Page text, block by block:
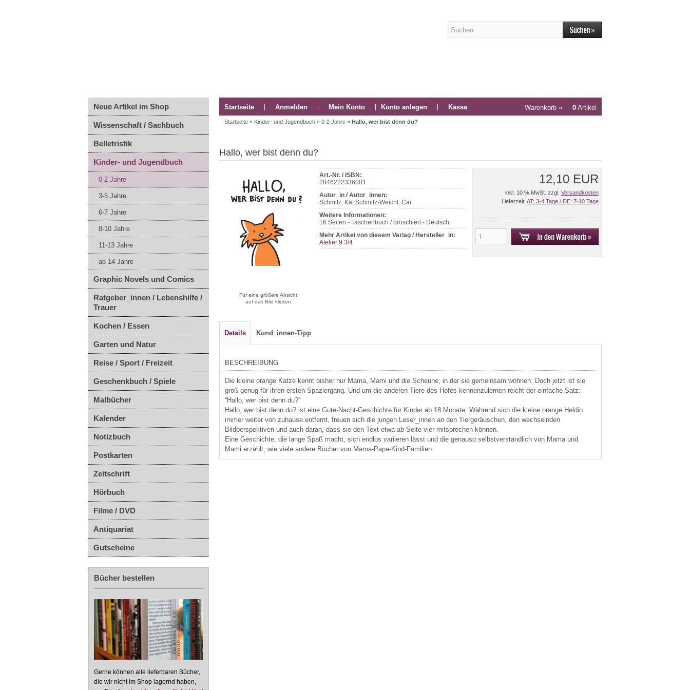
Neue Artikel im Shop
Wissenschaft / Sachbuch
Belletristik
Kinder- und Jugendbuch
0-2 Jahre
3-5 Jahre
6-7 Jahre
8-10 Jahre
11-13 Jahre
ab 14 Jahre
Graphic Novels und Comics
Ratgeber_innen / Lebenshilfe /
Trauer
Kochen / Essen
Garten und Natur
Reise / Sport / Freizeit
Geschenkbuch / Spiele
Malbücher
Kalender
Notizbuch
Postkarten
Zeitschrift
Hörbuch
Filme / DVD
Antiquariat
Gutscheine
Bücher bestellen
Gerne können alle lieferbaren Bücher,
die wir nicht im Shop lagernd haben,
Startseite Anmelden Mein Konto Konto anlegen Kassa Warenkorb » 0 Artikel
Startseite » Kinder- und Jugendbuch » 0-2 Jahre » Hallo, wer bist denn du?
Hallo, wer bist denn du?
Für eine größere Ansicht
auf das Bild klicken
Art.-Nr. / ISBN:
2846222336001
Autor_in / Autor_innen:
Schmitz, Ka; Schmitz-Weicht, Cai
Weitere Informationen:
16 Seiten - Taschenbuch / broschiert - Deutsch
Mehr Artikel von diesem Verlag / Hersteller_in:
Atelier 9 3/4
12,10 EUR
inkl. 10 % MwSt. zzgl. Versandkosten
Lieferzeit: AT: 3-4 Tage / DE: 7-10 Tage
Details Kund_innen-Tipp
BESCHREIBUNG
Die kleine orange Katze kennt bisher nur Mama, Mami und die Scheune, in der sie gemeinsam wohnen. Doch jetzt ist sie
groß genug für ihren ersten Spaziergang. Und um die anderen Tiere des Hofes kennenzulernen reicht der einfache Satz:
“Hallo, wer bist denn du?”
Hallo, wer bist denn du? ist eine Gute-Nacht-Geschichte für Kinder ab 18 Monate. Während sich die kleine orange Heldin
immer weiter von zuhause entfernt, freuen sich die jungen Leser_innen an den Tiergeräuschen, den wechselnden
Bildperspektiven und auch daran, dass sie den Text etwa ab Seite vier mitsprechen können.
Eine Geschichte, die lange Spaß macht, sich endlos variieren lässt und die genauso selbstverständlich von Mama und
Mami erzählt, wie viele andere Bücher von Mama-Papa-Kind-Familien.